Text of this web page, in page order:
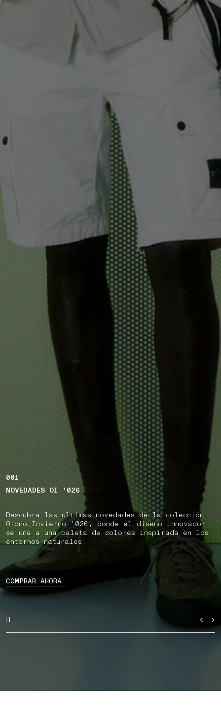
001
NOVEDADES OI '026
Descubra las últimas novedades de la colección
Otoño_Invierno ’026, donde el diseño innovador
se une a una paleta de colores inspirada en los
entornos naturales.
COMPRAR AHORA